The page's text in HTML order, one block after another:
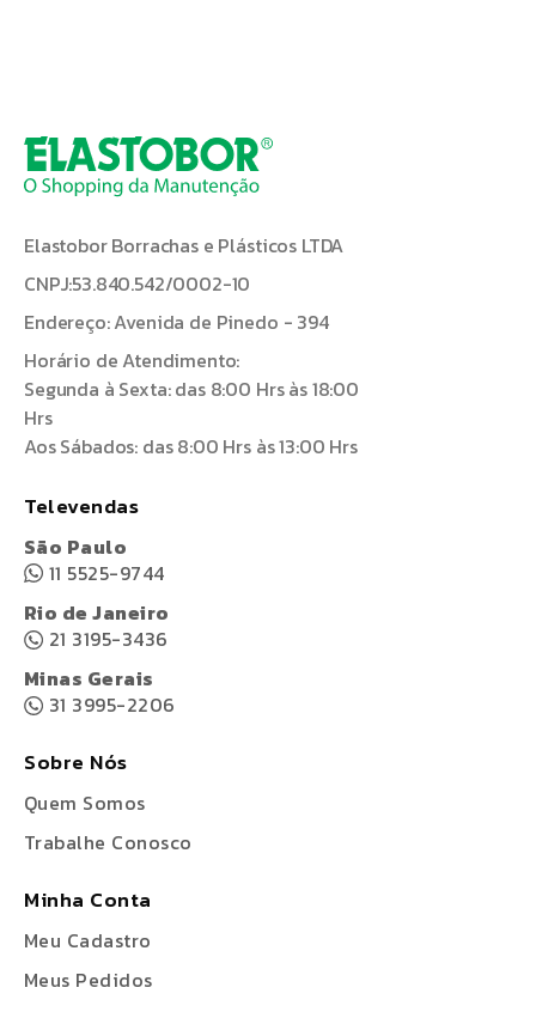
Elastobor Borrachas e Plásticos LTDA
CNPJ:53.840.542/0002-10
Endereço: Avenida de Pinedo - 394
Horário de Atendimento:
Segunda à Sexta: das 8:00 Hrs às 18:00
Hrs
Aos Sábados: das 8:00 Hrs às 13:00 Hrs
Televendas
São Paulo
11 5525-9744
Rio de Janeiro
21 3195-3436
Minas Gerais
31 3995-2206
Sobre Nós
Quem Somos
Trabalhe Conosco
Minha Conta
Meu Cadastro
Meus Pedidos